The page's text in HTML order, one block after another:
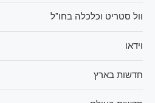
וול סטריט וכלכלה בחו"ל
וידאו
חדשות בארץ